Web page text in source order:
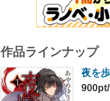
作品ラインナップ
夜を